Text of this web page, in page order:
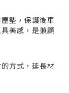
墊，保護後車
美感，是兼顧
方式，延長材